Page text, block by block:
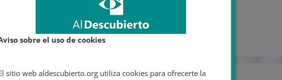
sobre el uso de cookies
sitio web aldescubierto.org utiliza cookies para ofrecerte la